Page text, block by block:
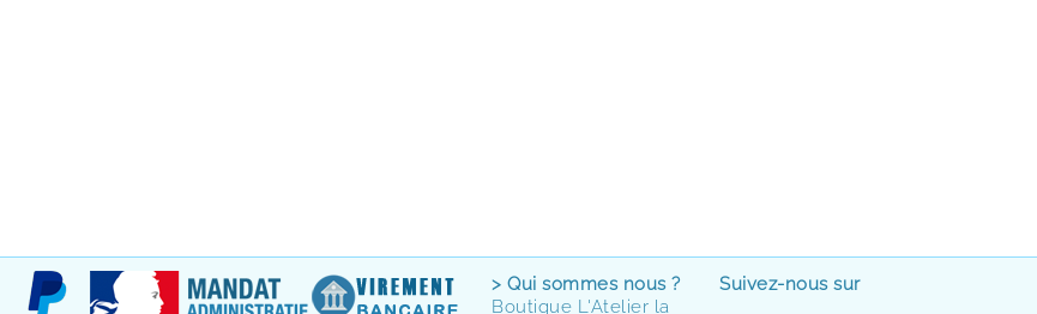
> Qui sommes nous ?
Boutique L'Atelier la
Suivez-nous sur